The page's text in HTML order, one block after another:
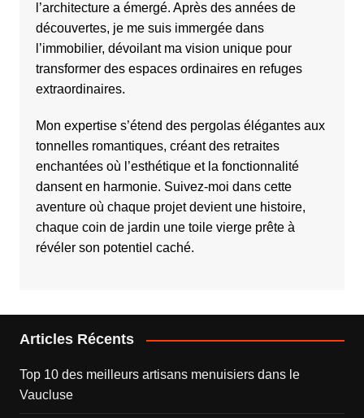
l’architecture a émergé. Après des années de
découvertes, je me suis immergée dans
l’immobilier, dévoilant ma vision unique pour
transformer des espaces ordinaires en refuges
extraordinaires.
Mon expertise s’étend des pergolas élégantes aux
tonnelles romantiques, créant des retraites
enchantées où l’esthétique et la fonctionnalité
dansent en harmonie. Suivez-moi dans cette
aventure où chaque projet devient une histoire,
chaque coin de jardin une toile vierge prête à
révéler son potentiel caché.
Articles Récents
Top 10 des meilleurs artisans menuisiers dans le
Vaucluse